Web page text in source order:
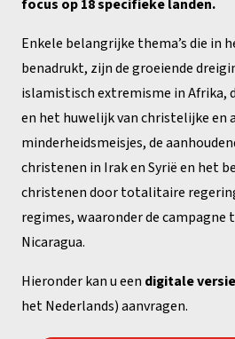
focus op 18 specifieke landen.
Enkele belangrijke thema’s die in
benadrukt, zijn de groeiende
islamistisch extremisme in Afrika,
en het huwelijk van christelijke en
minderheidsmeisjes, de
christenen in Irak en Syrië en het
christenen door totalitaire
regimes, waaronder de campagne
Nicaragua.
Hieronder kan u een digitale
het Nederlands) aanvragen.